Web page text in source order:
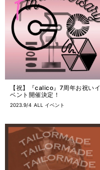
【祝】『calico』7周年お祝いイ
ベント開催決定！
2023.9/4 ALL イベント